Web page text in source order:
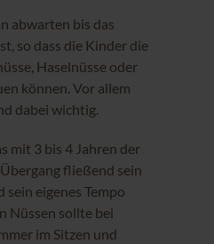
abwarten bis das
so dass die Kinder die
Haselnüsse oder
können. Vor allem
dabei wichtig.
mit 3 bis 4 Jahren der
fließend sein
sein eigenes Tempo
Nüssen sollte bei
im Sitzen und